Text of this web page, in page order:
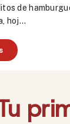
de
hoj...